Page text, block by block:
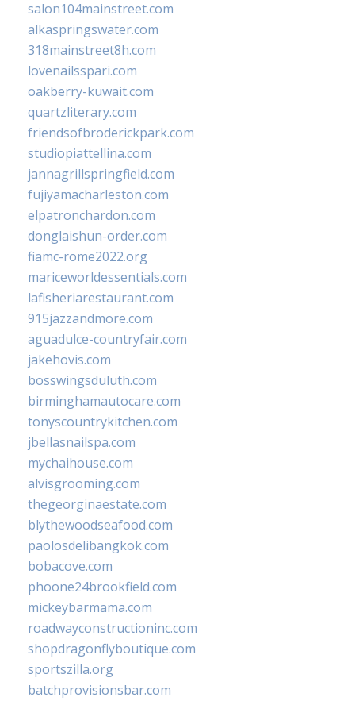
salon104mainstreet.com
alkaspringswater.com
318mainstreet8h.com
lovenailsspari.com
oakberry-kuwait.com
quartzliterary.com
friendsofbroderickpark.com
studiopiattellina.com
jannagrillspringfield.com
fujiyamacharleston.com
elpatronchardon.com
donglaishun-order.com
fiamc-rome2022.org
mariceworldessentials.com
lafisheriarestaurant.com
915jazzandmore.com
aguadulce-countryfair.com
jakehovis.com
bosswingsduluth.com
birminghamautocare.com
tonyscountrykitchen.com
jbellasnailspa.com
mychaihouse.com
alvisgrooming.com
thegeorginaestate.com
blythewoodseafood.com
paolosdelibangkok.com
bobacove.com
phoone24brookfield.com
mickeybarmama.com
roadwayconstructioninc.com
shopdragonflyboutique.com
sportszilla.org
batchprovisionsbar.com